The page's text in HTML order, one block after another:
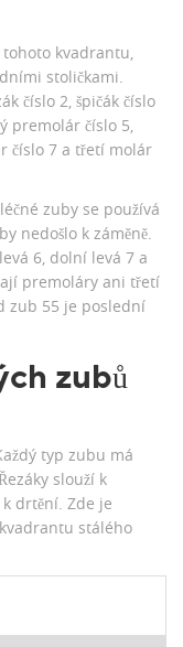
kvadrantu,
stoličkami.
číslo 2, špičák číslo
premolár číslo 5,
číslo 7 a třetí molár
zuby se používá
nedošlo k záměně.
6, dolní levá 7 a
premoláry ani třetí
zub 55 je poslední
zubů
typ zubu má
slouží k
drtění. Zde je
stálého